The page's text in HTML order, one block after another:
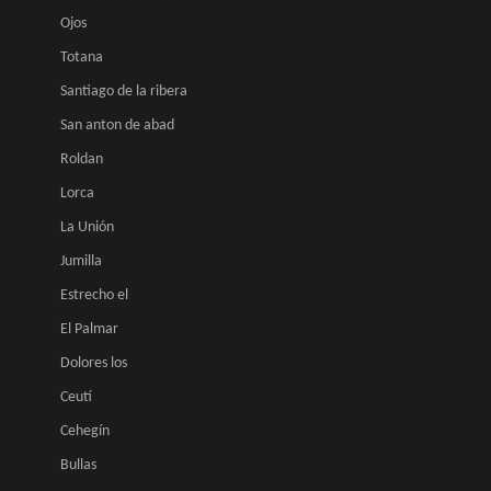
Ojos
Totana
Santiago de la ribera
San anton de abad
Roldan
Lorca
La Unión
Jumilla
Estrecho el
El Palmar
Dolores los
Ceutí
Cehegín
Bullas